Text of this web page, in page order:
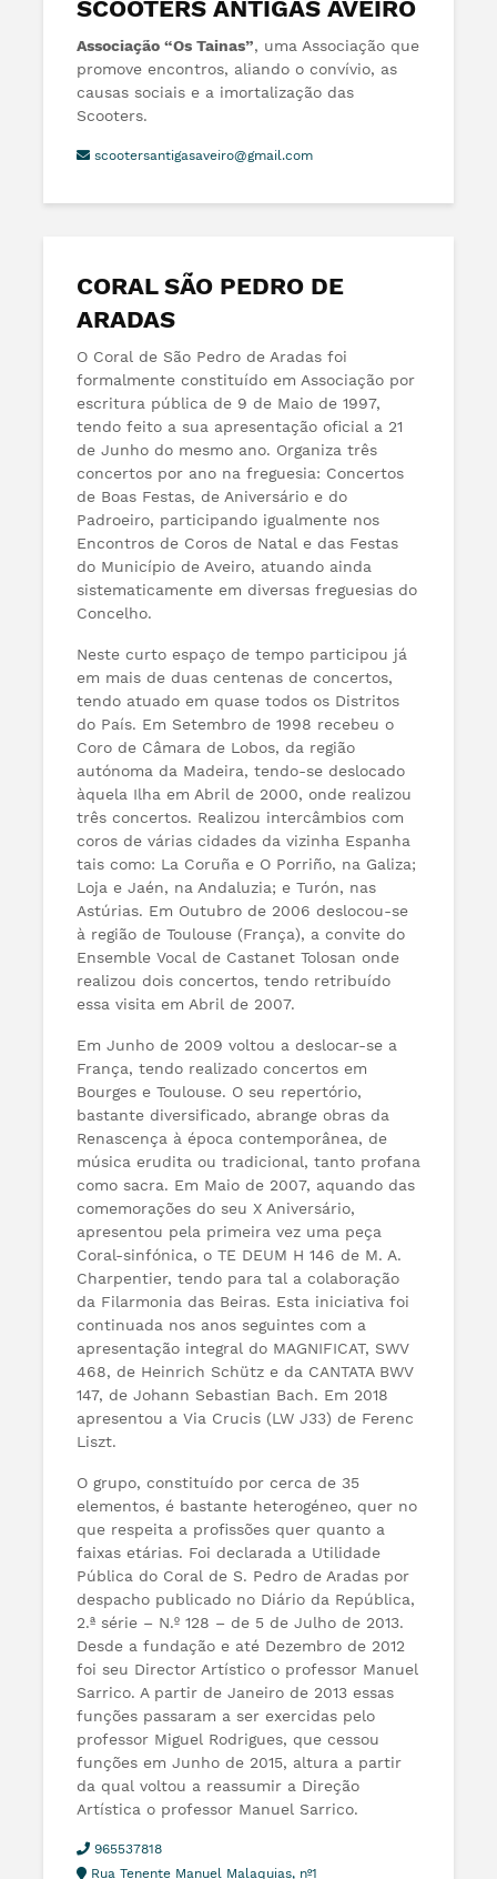
SCOOTERS ANTIGAS AVEIRO
Associação “Os Tainas”, uma Associação que
promove encontros, aliando o convívio, as
causas sociais e a imortalização das
Scooters.
scootersantigasaveiro@gmail.com
CORAL SÃO PEDRO DE
ARADAS
O Coral de São Pedro de Aradas foi
formalmente constituído em Associação por
escritura pública de 9 de Maio de 1997,
tendo feito a sua apresentação oficial a 21
de Junho do mesmo ano. Organiza três
concertos por ano na freguesia: Concertos
de Boas Festas, de Aniversário e do
Padroeiro, participando igualmente nos
Encontros de Coros de Natal e das Festas
do Município de Aveiro, atuando ainda
sistematicamente em diversas freguesias do
Concelho.
Neste curto espaço de tempo participou já
em mais de duas centenas de concertos,
tendo atuado em quase todos os Distritos
do País. Em Setembro de 1998 recebeu o
Coro de Câmara de Lobos, da região
autónoma da Madeira, tendo-se deslocado
àquela Ilha em Abril de 2000, onde realizou
três concertos. Realizou intercâmbios com
coros de várias cidades da vizinha Espanha
tais como: La Coruña e O Porriño, na Galiza;
Loja e Jaén, na Andaluzia; e Turón, nas
Astúrias. Em Outubro de 2006 deslocou-se
à região de Toulouse (França), a convite do
Ensemble Vocal de Castanet Tolosan onde
realizou dois concertos, tendo retribuído
essa visita em Abril de 2007.
Em Junho de 2009 voltou a deslocar-se a
França, tendo realizado concertos em
Bourges e Toulouse. O seu repertório,
bastante diversificado, abrange obras da
Renascença à época contemporânea, de
música erudita ou tradicional, tanto profana
como sacra. Em Maio de 2007, aquando das
comemorações do seu X Aniversário,
apresentou pela primeira vez uma peça
Coral-sinfónica, o TE DEUM H 146 de M. A.
Charpentier, tendo para tal a colaboração
da Filarmonia das Beiras. Esta iniciativa foi
continuada nos anos seguintes com a
apresentação integral do MAGNIFICAT, SWV
468, de Heinrich Schütz e da CANTATA BWV
147, de Johann Sebastian Bach. Em 2018
apresentou a Via Crucis (LW J33) de Ferenc
Liszt.
O grupo, constituído por cerca de 35
elementos, é bastante heterogéneo, quer no
que respeita a profissões quer quanto a
faixas etárias. Foi declarada a Utilidade
Pública do Coral de S. Pedro de Aradas por
despacho publicado no Diário da República,
2.ª série – N.º 128 – de 5 de Julho de 2013.
Desde a fundação e até Dezembro de 2012
foi seu Director Artístico o professor Manuel
Sarrico. A partir de Janeiro de 2013 essas
funções passaram a ser exercidas pelo
professor Miguel Rodrigues, que cessou
funções em Junho de 2015, altura a partir
da qual voltou a reassumir a Direção
Artística o professor Manuel Sarrico.
965537818
Rua Tenente Manuel Malaquias, nº1